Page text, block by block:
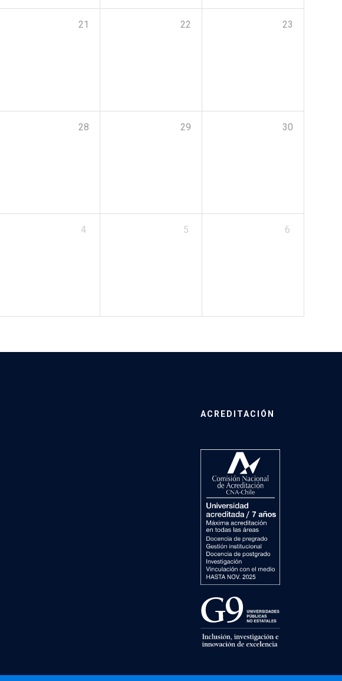
21 22 23
28 29 30
4 5 6
ACREDITACIÓN